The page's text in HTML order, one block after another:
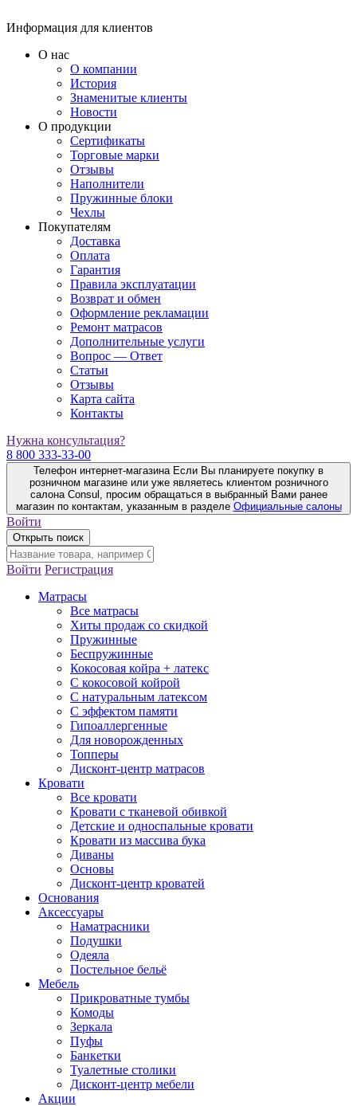
Информация для клиентов
О нас
О компании
История
Знаменитые клиенты
Новости
О продукции
Сертификаты
Торговые марки
Отзывы
Наполнители
Пружинные блоки
Чехлы
Покупателям
Доставка
Оплата
Гарантия
Правила эксплуатации
Возврат и обмен
Оформление рекламации
Ремонт матрасов
Дополнительные услуги
Вопрос — Ответ
Статьи
Отзывы
Карта сайта
Контакты
Нужна консультация?
8 800 333-33-00
Телефон интернет-магазина Если Вы планируете покупку в
розничном магазине или уже являетесь клиентом розничного
салона Consul, просим обращаться в выбранный Вами ранее
магазин по контактам, указанным в разделе Официальные салоны
Войти
Открыть поиск
Войти Регистрация
Матрасы
Все матрасы
Хиты продаж со скидкой
Пружинные
Беспружинные
Кокосовая койра + латекс
С кокосовой койрой
С натуральным латексом
С эффектом памяти
Гипоаллергенные
Для новорожденных
Топперы
Дисконт-центр матрасов
Кровати
Все кровати
Кровати с тканевой обивкой
Детские и односпальные кровати
Кровати из массива бука
Диваны
Основы
Дисконт-центр кроватей
Основания
Аксессуары
Наматрасники
Подушки
Одеяла
Постельное бельё
Мебель
Прикроватные тумбы
Комоды
Зеркала
Пуфы
Банкетки
Туалетные столики
Дисконт-центр мебели
Акции